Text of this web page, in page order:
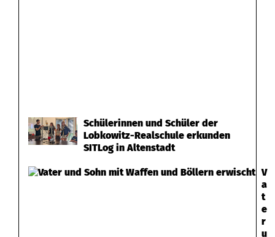
Schülerinnen und Schüler der
Lobkowitz-Realschule erkunden
SITLog in Altenstadt
V
a
t
e
r
u